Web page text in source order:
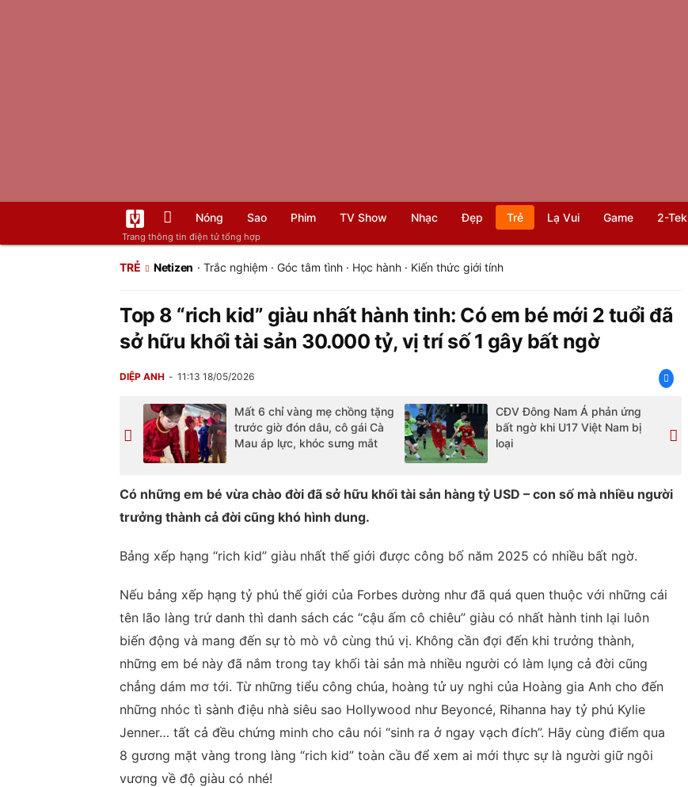
Trang thông tin điện tử tổng hợp
Nóng Sao Phim TV Show Nhạc Đẹp Trẻ Lạ Vui Game 2-Tek
TRẺ Netizen · Trắc nghiệm · Góc tâm tình· Học hành· Kiến thức giới tính
Top 8 “rich kid” giàu nhất hành tinh: Có em bé mới 2 tuổi đã
sở hữu khối tài sản 30.000 tỷ, vị trí số 1 gây bất ngờ
DIỆP ANH 11:13 18/05/2026
Mất 6 chỉ vàng mẹ chồng tặng
trước giờ đón dâu, cô gái Cà
Mau áp lực, khóc sưng mắt
CĐV Đông Nam Á phản ứng
bất ngờ khi U17 Việt Nam bị
loại
Có những em bé vừa chào đời đã sở hữu khối tài sản hàng tỷ USD – con số mà nhiều người
trưởng thành cả đời cũng khó hình dung.
Bảng xếp hạng “rich kid” giàu nhất thế giới được công bố năm 2025 có nhiều bất ngờ.
Nếu bảng xếp hạng tỷ phú thế giới của Forbes dường như đã quá quen thuộc với những cái
tên lão làng trứ danh thì danh sách các “cậu ấm cô chiêu” giàu có nhất hành tinh lại luôn
biến động và mang đến sự tò mò vô cùng thú vị. Không cần đợi đến khi trưởng thành,
những em bé này đã nắm trong tay khối tài sản mà nhiều người có làm lụng cả đời cũng
chẳng dám mơ tới. Từ những tiểu công chúa, hoàng tử uy nghi của Hoàng gia Anh cho đến
những nhóc tì sành điệu nhà siêu sao Hollywood như Beyoncé, Rihanna hay tỷ phú Kylie
Jenner… tất cả đều chứng minh cho câu nói “sinh ra ở ngay vạch đích”. Hãy cùng điểm qua
8 gương mặt vàng trong làng “rich kid” toàn cầu để xem ai mới thực sự là người giữ ngôi
vương về độ giàu có nhé!